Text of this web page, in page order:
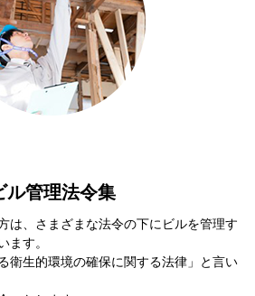
ル管理法令集
は、さまざまな法令の下にビルを管理す
ます。
衛生的環境の確保に関する法律」と言い